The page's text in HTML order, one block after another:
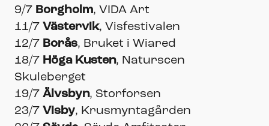
9/7 Borgholm, VIDA Art
11/7 Västervik, Visfestivalen
12/7 Borås, Bruket i Wiared
18/7 Höga Kusten, Naturscen
Skuleberget
19/7 Älvsbyn, Storforsen
23/7 Visby, Krusmyntagården